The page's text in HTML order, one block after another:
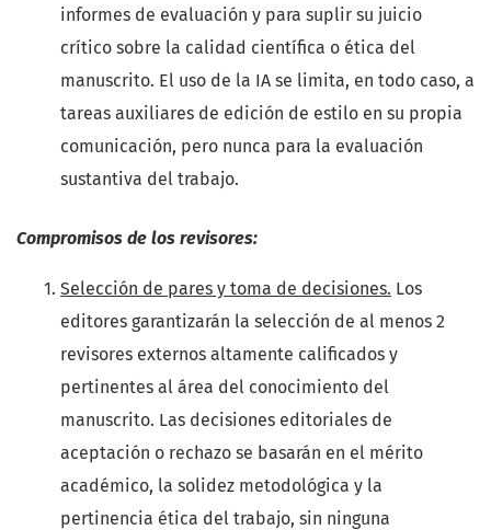
informes de evaluación y para suplir su juicio
crítico sobre la calidad científica o ética del
manuscrito. El uso de la IA se limita, en todo caso, a
tareas auxiliares de edición de estilo en su propia
comunicación, pero nunca para la evaluación
sustantiva del trabajo.
Compromisos de los revisores:
Selección de pares y toma de decisiones. Los
editores garantizarán la selección de al menos 2
revisores externos altamente calificados y
pertinentes al área del conocimiento del
manuscrito. Las decisiones editoriales de
aceptación o rechazo se basarán en el mérito
académico, la solidez metodológica y la
pertinencia ética del trabajo, sin ninguna